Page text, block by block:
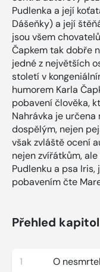
Pudlenka a její
Dášeňky) a její
jsou všem
Čapkem tak dobře
jedné z největších
století v
humorem Karla
pobavení člověka,
Nahrávka je
dospělým, nejen
však zvláště ocení
nejen zvířátkům,
Pudlenku a psa
pobavením čte
Přehled kapitol
1 O